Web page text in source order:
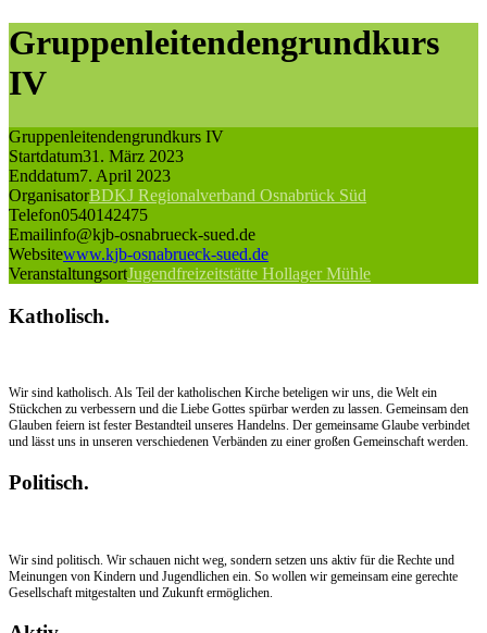
Gruppenleitendengrundkurs
IV
Gruppenleitendengrundkurs IV
Startdatum31. März 2023
Enddatum7. April 2023
OrganisatorBDKJ Regionalverband Osnabrück Süd
Telefon0540142475
Emailinfo@kjb-osnabrueck-sued.de
Websitewww.kjb-osnabrueck-sued.de
VeranstaltungsortJugendfreizeitstätte Hollager Mühle
Katholisch.
Wir sind katholisch. Als Teil der katholischen Kirche beteligen wir uns, die Welt ein
Stückchen zu verbessern und die Liebe Gottes spürbar werden zu lassen. Gemeinsam den
Glauben feiern ist fester Bestandteil unseres Handelns. Der gemeinsame Glaube verbindet
und lässt uns in unseren verschiedenen Verbänden zu einer großen Gemeinschaft werden.
Politisch.
Wir sind politisch. Wir schauen nicht weg, sondern setzen uns aktiv für die Rechte und
Meinungen von Kindern und Jugendlichen ein. So wollen wir gemeinsam eine gerechte
Gesellschaft mitgestalten und Zukunft ermöglichen.